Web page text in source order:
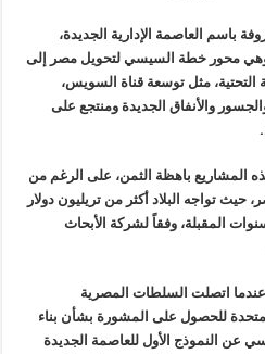
باسم العاصمة الإدارية الجديدة،
وهي محور خطة السيسي لتحويل مصر إلى
التحتية، مثل توسعة قناة السويس،
والأنفاق الجديدة ومنتجع على
.
المشاريع باهظة الثمن، على الرغم من
حيث تواجه البلاد أكثر من تريليون دولار
المقبلة، وفقاً لشركة الأبحاث
المشروع بجدية في عام 2015، عندما اتصلت السلطات المصرية
للحصول على المشورة بشأن بناء
عن النموذج الأول للعاصمة الجديدة